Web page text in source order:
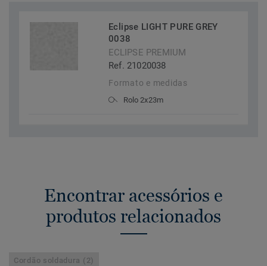
Eclipse LIGHT PURE GREY
0038
ECLIPSE PREMIUM
Ref. 21020038
Formato e medidas
Rolo 2x23m
Encontrar acessórios e
produtos relacionados
Cordão soldadura (2)